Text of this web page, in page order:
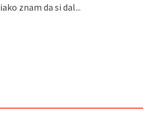
iako znam da si dal...